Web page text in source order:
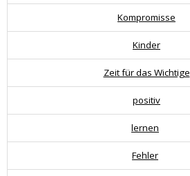
Kompromisse
Kinder
Zeit für das Wichtige
positiv
lernen
Fehler